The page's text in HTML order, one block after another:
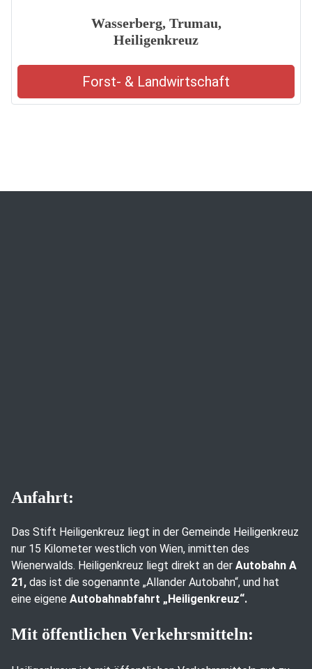
Wasserberg, Trumau,
Heiligenkreuz
Forst- & Landwirtschaft
Anfahrt:
Das Stift Heiligenkreuz liegt in der Gemeinde Heiligenkreuz
nur 15 Kilometer westlich von Wien, inmitten des
Wienerwalds. Heiligenkreuz liegt direkt an der Autobahn A
21, das ist die sogenannte „Allander Autobahn“, und hat
eine eigene Autobahnabfahrt „Heiligenkreuz“.
Mit öffentlichen Verkehrsmitteln: